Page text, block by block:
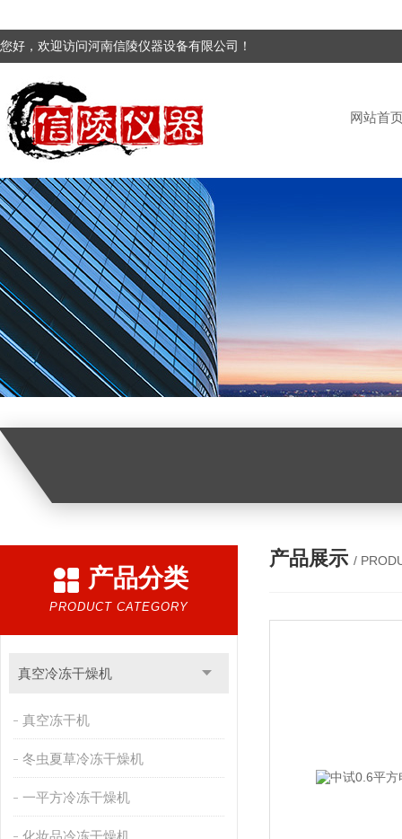
您好，欢迎访问河南信陵仪器设备有限公司！
网站首
产品分类
PRODUCT CATEGORY
真空冷冻干燥机
真空冻干机
冬虫夏草冷冻干燥机
一平方冷冻干燥机
化妆品冷冻干燥机
产品展示 /